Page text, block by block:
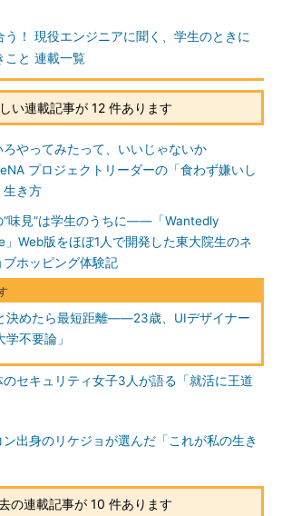
う！ 現役エンジニアに聞く、学生のときに
こと 連載一覧
い連載記事が 12 件あります
ろやってみたって、いいじゃないか
プロジェクトリーダーの「食わず嫌いし
生き方
“味見”は学生のうちに――「Wantedly
」Web版をほぼ1人で開発した東大院生のネ
ブホッピング体験記
決めたら最短距離――23歳、UIデザイナー
学不要論」
のセキュリティ女子3人が語る「就活に王道
ン出身のリケジョが選んだ「これが私の生き
の連載記事が 10 件あります